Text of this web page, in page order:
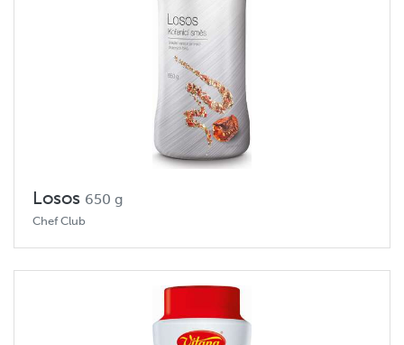
Losos 650 g
Chef Club